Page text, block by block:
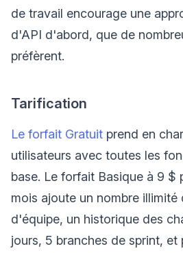
de travail encourage une
d'API d'abord, que de
préfèrent.
Tarification
Le forfait Gratuit prend en
utilisateurs avec toutes les
base. Le forfait Basique à 9 $
mois ajoute un nombre illimité
d'équipe, un historique des
jours, 5 branches de sprint, et